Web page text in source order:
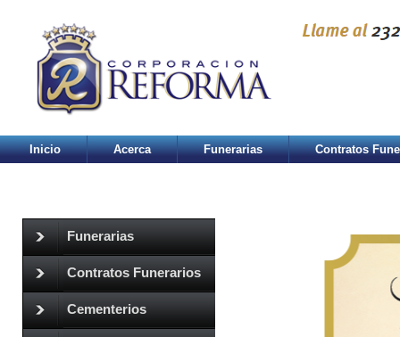
Inicio Acerca Funerarias Contratos
Funerarias
Contratos Funerarios
Cementerios